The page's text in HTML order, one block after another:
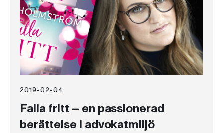
2019-02-04
Falla fritt – en passionerad
berättelse i advokatmiljö